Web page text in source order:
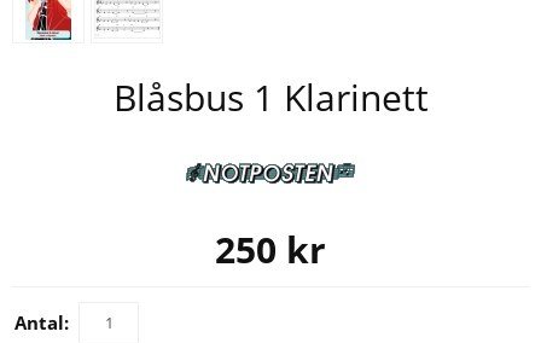
Blåsbus 1 Klarinett
250 kr
Antal: